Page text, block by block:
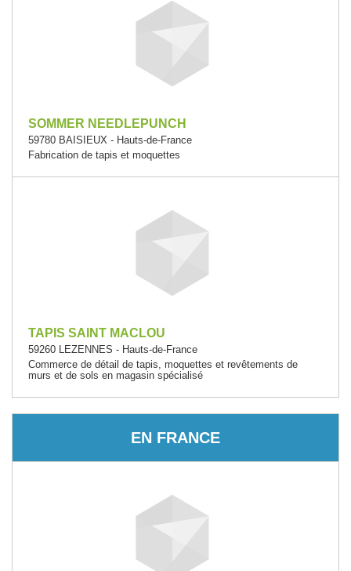
SOMMER NEEDLEPUNCH
59780 BAISIEUX - Hauts-de-France
Fabrication de tapis et moquettes
TAPIS SAINT MACLOU
59260 LEZENNES - Hauts-de-France
Commerce de détail de tapis, moquettes et revêtements de
murs et de sols en magasin spécialisé
EN FRANCE